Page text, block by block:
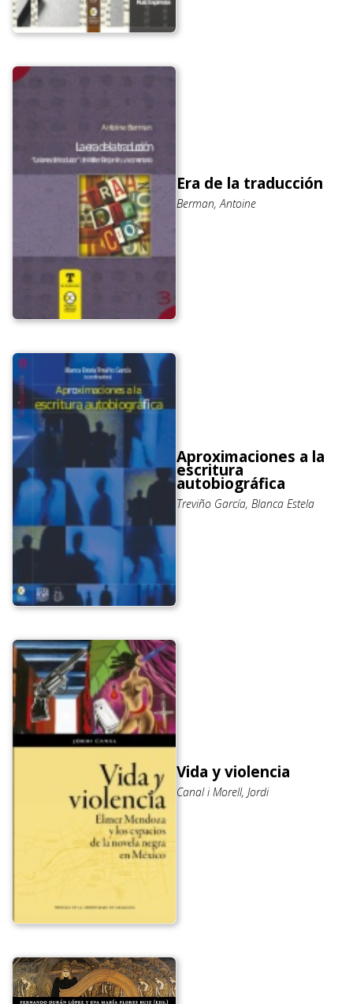
Era de la traducción
Berman, Antoine
Aproximaciones a la
escritura
autobiográfica
Treviño García, Blanca Estela
Vida y violencia
Canal i Morell, Jordi